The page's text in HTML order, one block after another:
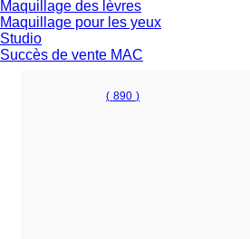
Maquillage des lèvres
Maquillage pour les yeux
Studio
Succès de vente MAC
( 890 )